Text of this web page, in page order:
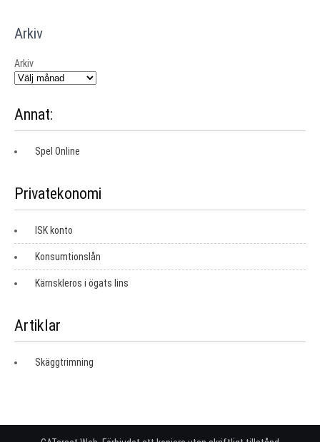
Arkiv
Arkiv
Annat:
Spel Online
Privatekonomi
ISK konto
Konsumtionslån
Kärnskleros i ögats lins
Artiklar
Skäggtrimning